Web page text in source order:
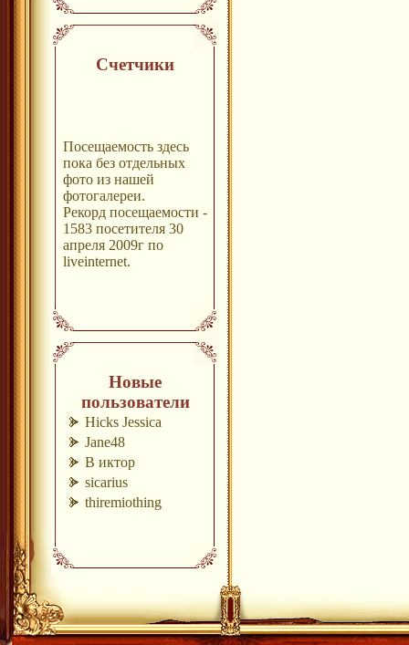
Счетчики
Посещаемость здесь
пока без отдельных
фото из нашей
фотогалереи.
Рекорд посещаемости -
1583 посетителя 30
апреля 2009г по
liveinternet.
Новые
пользователи
Hicks Jessica
Jane48
В иктор
sicarius
thiremiothing